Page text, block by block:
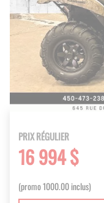
PRIX RÉGULIER
16 994 $
(promo 1000.00 inclus)